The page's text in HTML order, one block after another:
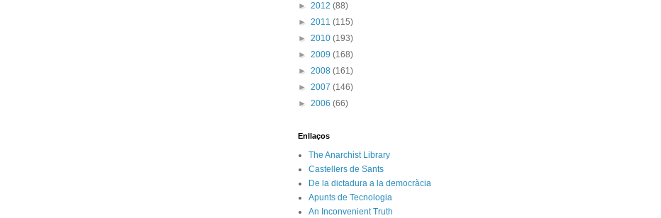
► 2012 (88)
► 2011 (115)
► 2010 (193)
► 2009 (168)
► 2008 (161)
► 2007 (146)
► 2006 (66)
Enllaços
The Anarchist Library
Castellers de Sants
De la dictadura a la democràcia
Apunts de Tecnologia
An Inconvenient Truth